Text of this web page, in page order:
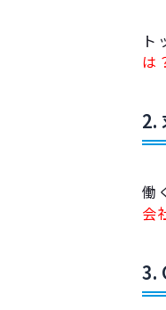
ト
は
2.
働
会
3.